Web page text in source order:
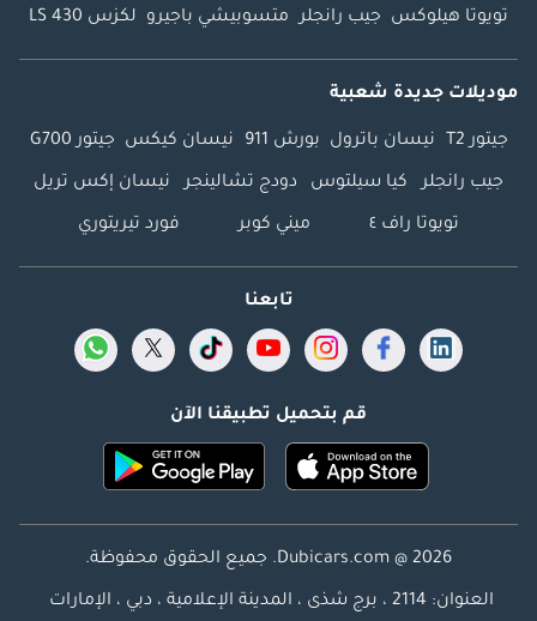
تويوتا هيلوكس جيب رانجلر متسوبيشي باجيرو لكزس LS 430
موديلات جديدة شعبية
جيتور T2 نيسان باترول بورش 911 نيسان كيكس جيتور G700
جيب رانجلر كيا سيلتوس دودج تشالينجر نيسان إكس تريل
تويوتا راف ٤ ميني كوبر فورد تيريتوري
تابعنا
قم بتحميل تطبيقنا الآن
Dubicars.com @ 2026. جميع الحقوق محفوظة.
العنوان: 2114 ، برج شذى ، المدينة الإعلامية ، دبي ، الإمارات